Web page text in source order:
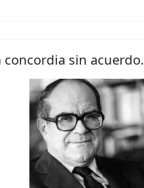
concordia sin acuerdo.